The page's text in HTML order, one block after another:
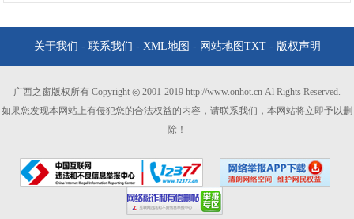
关于我们 - 联系我们 - XML地图 - 网站地图 TXT- 版权声明
广西之窗版权所有 Copyright ◎ 2001-2019 http://www.onhot.cn Al Rights Reserved.
如果您发现本网站上有侵犯您的合法权益的内容，请联系我们，本网站将立即予以删
除！